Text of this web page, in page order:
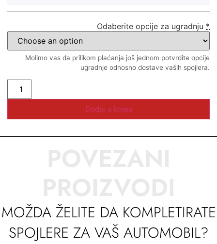
Odaberite opcije za ugradnju *
Molimo vas da prilikom plaćanja još jednom potvrdite opcije
ugradnje odnosno dostave vaših spojlera.
Dodaj u korpu
MOŽDA ŽELITE DA KOMPLETIRATE
SPOJLERE ZA VAŠ AUTOMOBIL?